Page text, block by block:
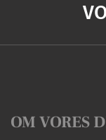
OM VORES